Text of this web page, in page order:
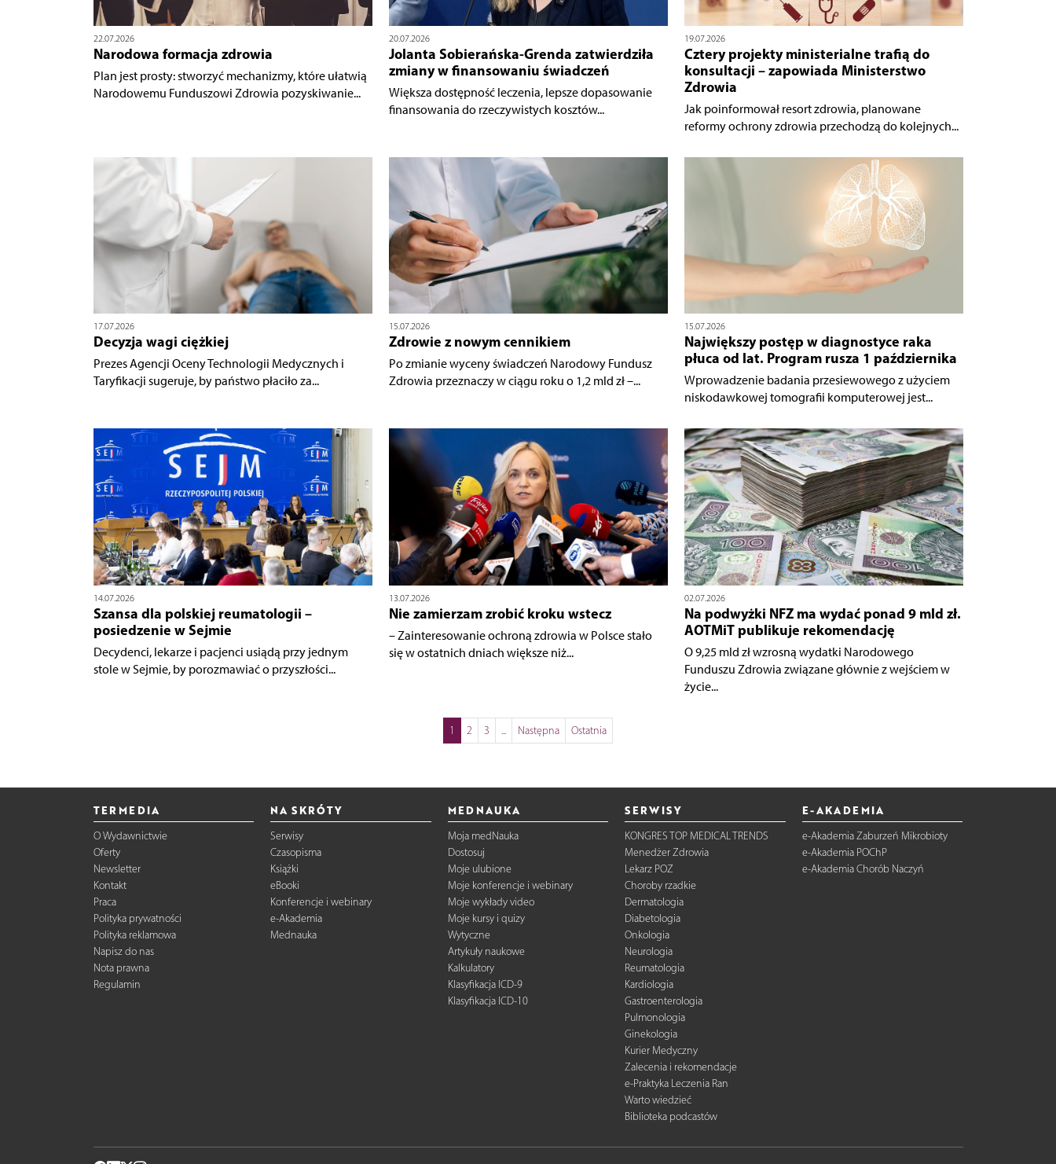
22.07.2026
Narodowa formacja zdrowia
Plan jest prosty: stworzyć mechanizmy, które ułatwią
Narodowemu Funduszowi Zdrowia pozyskiwanie...
20.07.2026
Jolanta Sobierańska-Grenda zatwierdziła
zmiany w finansowaniu świadczeń
Większa dostępność leczenia, lepsze dopasowanie
finansowania do rzeczywistych kosztów...
19.07.2026
Cztery projekty ministerialne trafią do
konsultacji – zapowiada Ministerstwo
Zdrowia
Jak poinformował resort zdrowia, planowane
reformy ochrony zdrowia przechodzą do kolejnych...
17.07.2026
Decyzja wagi ciężkiej
Prezes Agencji Oceny Technologii Medycznych i
Taryfikacji sugeruje, by państwo płaciło za...
15.07.2026
Zdrowie z nowym cennikiem
Po zmianie wyceny świadczeń Narodowy Fundusz
Zdrowia przeznaczy w ciągu roku o 1,2 mld zł –...
15.07.2026
Największy postęp w diagnostyce raka
płuca od lat. Program rusza 1 października
Wprowadzenie badania przesiewowego z użyciem
niskodawkowej tomografii komputerowej jest...
14.07.2026
Szansa dla polskiej reumatologii –
posiedzenie w Sejmie
Decydenci, lekarze i pacjenci usiądą przy jednym
stole w Sejmie, by porozmawiać o przyszłości...
13.07.2026
Nie zamierzam zrobić kroku wstecz
– Zainteresowanie ochroną zdrowia w Polsce stało
się w ostatnich dniach większe niż...
02.07.2026
Na podwyżki NFZ ma wydać ponad 9 mld zł.
AOTMiT publikuje rekomendację
O 9,25 mld zł wzrosną wydatki Narodowego
Funduszu Zdrowia związane głównie z wejściem w
życie...
1 2 3 ... Następna Ostatnia
TERMEDIA
O Wydawnictwie
Oferty
Newsletter
Kontakt
Praca
Polityka prywatności
Polityka reklamowa
Napisz do nas
Nota prawna
Regulamin
NA SKRÓTY
Serwisy
Czasopisma
Książki
eBooki
Konferencje i webinary
e-Akademia
Mednauka
MEDNAUKA
Moja medNauka
Dostosuj
Moje ulubione
Moje konferencje i webinary
Moje wykłady video
Moje kursy i quizy
Wytyczne
Artykuły naukowe
Kalkulatory
Klasyfikacja ICD-9
Klasyfikacja ICD-10
SERWISY
KONGRES TOP MEDICAL TRENDS
Menedżer Zdrowia
Lekarz POZ
Choroby rzadkie
Dermatologia
Diabetologia
Onkologia
Neurologia
Reumatologia
Kardiologia
Gastroenterologia
Pulmonologia
Ginekologia
Kurier Medyczny
Zalecenia i rekomendacje
e-Praktyka Leczenia Ran
Warto wiedzieć
Biblioteka podcastów
E-AKADEMIA
e-Akademia Zaburzeń Mikrobioty
e-Akademia POChP
e-Akademia Chorób Naczyń